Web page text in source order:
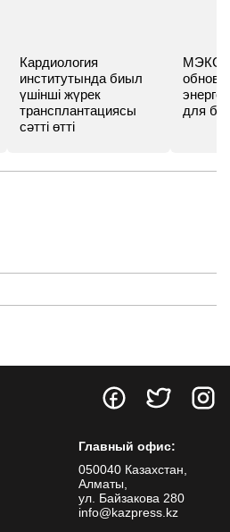
Кардиология
институтында биыл
үшінші жүрек
трансплантациясы
сәтті өтті
МЭКС -
для
Главный офис:
050040 Казахстан,
Алматы,
ул. Байзакова 280
info@kazpress.kz